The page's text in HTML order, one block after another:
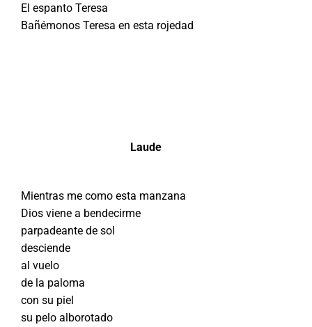
El espanto Teresa
Bañémonos Teresa en esta rojedad
Laude
Mientras me como esta manzana
Dios viene a bendecirme
parpadeante de sol
desciende
al vuelo
de la paloma
con su piel
su pelo alborotado